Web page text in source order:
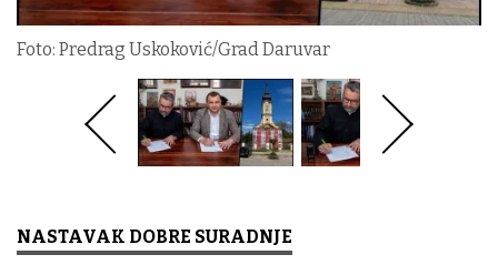
Foto: Predrag Uskoković/Grad Daruvar
NASTAVAK DOBRE SURADNJE